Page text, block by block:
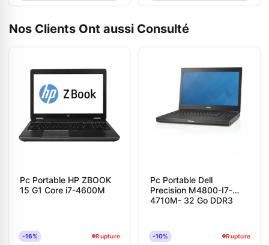
Nos Clients Ont aussi Consulté
Pc Portable HP ZBOOK
15 G1 Core i7-4600M
-16% Rupture
Pc Portable Dell
Precision M4800-I7-
4710M- 32 Go DDR3
-10% Rupture